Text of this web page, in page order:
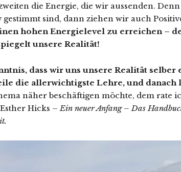
die Energie, die wir aussenden.
sind, dann ziehen wir auch
hohen Energielevel zu erreichen –
unsere Realität!
dass wir uns unsere Realität
die allerwichtigste Lehre, und danach
näher beschäftigen möchte, dem rate
Hicks – Ein neuer Anfang – Das